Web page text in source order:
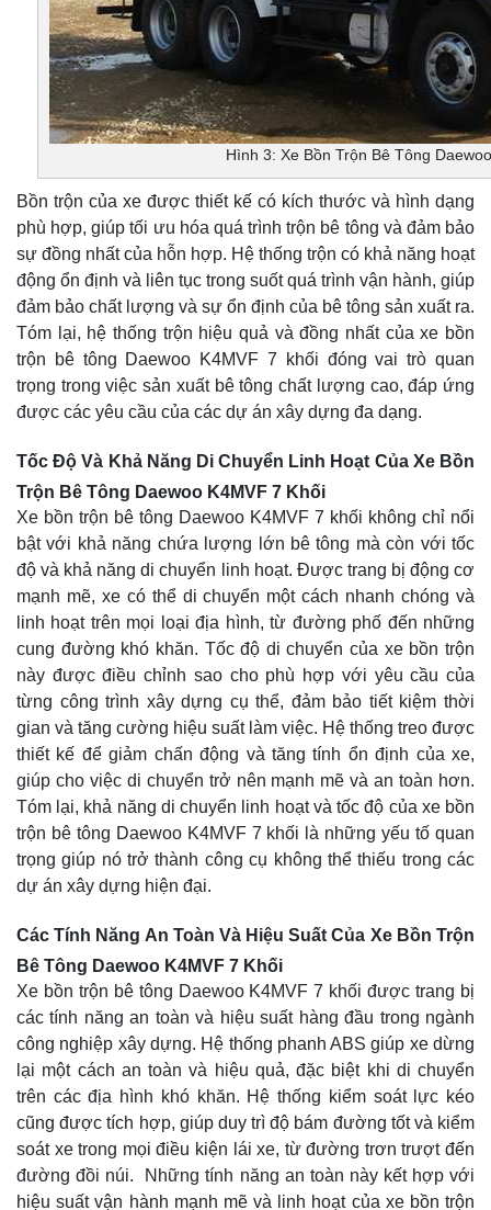
Hình 3: Xe Bồn Trộn Bê Tông
Bồn trộn của xe được thiết kế có kích thước và hình dạng
phù hợp, giúp tối ưu hóa quá trình trộn bê tông và đảm bảo
sự đồng nhất của hỗn hợp. Hệ thống trộn có khả năng hoạt
động ổn định và liên tục trong suốt quá trình vận hành, giúp
đảm bảo chất lượng và sự ổn định của bê tông sản xuất ra.
Tóm lại, hệ thống trộn hiệu quả và đồng nhất của xe bồn
trộn bê tông Daewoo K4MVF 7 khối đóng vai trò quan
trọng trong việc sản xuất bê tông chất lượng cao, đáp ứng
được các yêu cầu của các dự án xây dựng đa dạng.
Tốc Độ Và Khả Năng Di Chuyển Linh Hoạt Của Xe Bồn
Trộn Bê Tông Daewoo K4MVF 7 Khối
Xe bồn trộn bê tông Daewoo K4MVF 7 khối không chỉ nổi
bật với khả năng chứa lượng lớn bê tông mà còn với tốc
độ và khả năng di chuyển linh hoạt. Được trang bị động cơ
mạnh mẽ, xe có thể di chuyển một cách nhanh chóng và
linh hoạt trên mọi loại địa hình, từ đường phố đến những
cung đường khó khăn. Tốc độ di chuyển của xe bồn trộn
này được điều chỉnh sao cho phù hợp với yêu cầu của
từng công trình xây dựng cụ thể, đảm bảo tiết kiệm thời
gian và tăng cường hiệu suất làm việc. Hệ thống treo được
thiết kế để giảm chấn động và tăng tính ổn định của xe,
giúp cho việc di chuyển trở nên mạnh mẽ và an toàn hơn.
Tóm lại, khả năng di chuyển linh hoạt và tốc độ của xe bồn
trộn bê tông Daewoo K4MVF 7 khối là những yếu tố quan
trọng giúp nó trở thành công cụ không thể thiếu trong các
dự án xây dựng hiện đại.
Các Tính Năng An Toàn Và Hiệu Suất Của Xe Bồn Trộn
Bê Tông Daewoo K4MVF 7 Khối
Xe bồn trộn bê tông Daewoo K4MVF 7 khối được trang bị
các tính năng an toàn và hiệu suất hàng đầu trong ngành
công nghiệp xây dựng. Hệ thống phanh ABS giúp xe dừng
lại một cách an toàn và hiệu quả, đặc biệt khi di chuyển
trên các địa hình khó khăn. Hệ thống kiểm soát lực kéo
cũng được tích hợp, giúp duy trì độ bám đường tốt và kiểm
soát xe trong mọi điều kiện lái xe, từ đường trơn trượt đến
đường đồi núi. Những tính năng an toàn này kết hợp với
hiệu suất vận hành mạnh mẽ và linh hoạt của xe bồn trộn